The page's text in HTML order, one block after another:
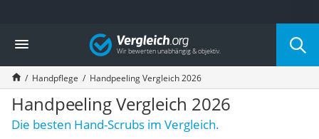
Die beliebtesten Vergleiche nach Kategorie
Drogerie
Inhalator
Haarschneider
Rollator
Braun Rasierer
Katzenklappe (Chip)
Vergleich
Handpflege Handpeeling Vergleich 2026
Handpeeling Vergleich 2026
Die besten Hand-Scrubs im Vergleich.